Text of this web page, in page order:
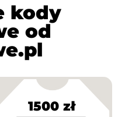
kody
od
1500 zł